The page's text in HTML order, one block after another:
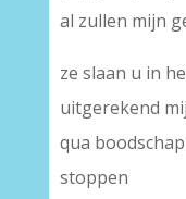
al zullen mijn
ze slaan u in
uitgerekend
qua
stoppen